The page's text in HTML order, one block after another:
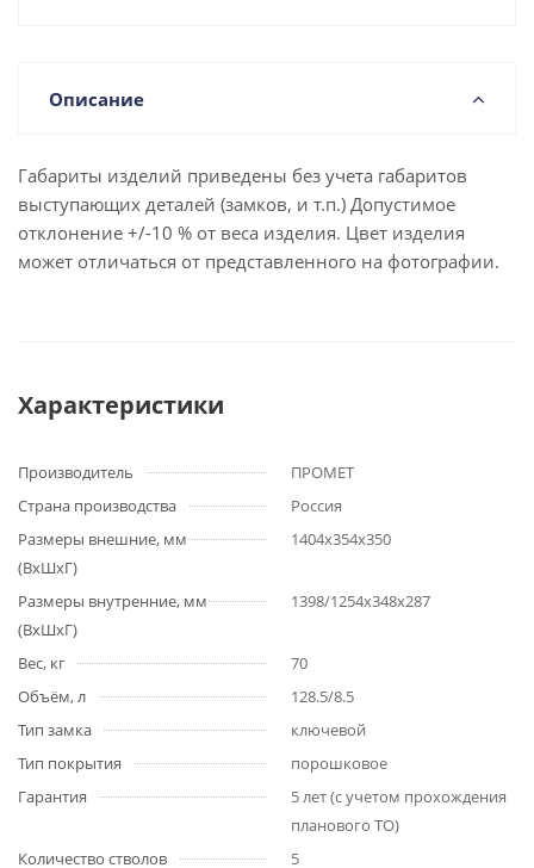
Описание
Габариты изделий приведены без учета габаритов
выступающих деталей (замков, и т.п.) Допустимое
отклонение +/-10 % от веса изделия. Цвет изделия
может отличаться от представленного на фотографии.
Характеристики
Производитель
ПРОМЕТ
Страна производства
Россия
Размеры внешние, мм
(ВхШхГ)
1404x354x350
Размеры внутренние, мм
(ВхШхГ)
1398/1254x348x287
Вес, кг
70
Объём, л
128.5/8.5
Тип замка
ключевой
Тип покрытия
порошковое
Гарантия
5 лет (с учетом прохождения
планового ТО)
Количество стволов
5